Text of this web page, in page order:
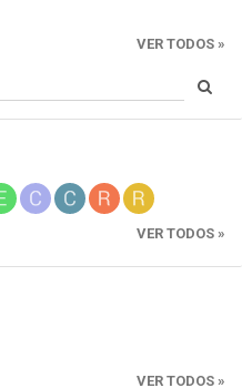
VER TODOS »
VER TODOS »
VER TODOS »